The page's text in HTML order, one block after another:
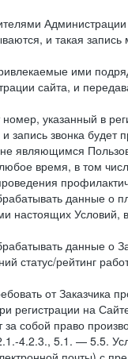
и такая
ими
сайта, и
указанный в
звонка будет
являющимся
время, в том
данные о
настоящих
данные о
статус/рейтинг
от Заказчика
регистрации на
собой право
4.2.3., 5.1. — 5.5.